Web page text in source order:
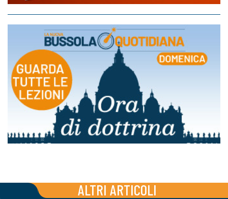
ALTRI ARTICOLI